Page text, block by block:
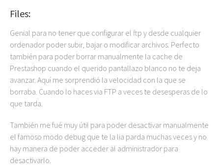
Files:
Genial para no tener que configurar el ftp y desde cualquier
ordenador poder subir, bajar o modificar archivos. Perfecto
también para poder borrar manualmente la cache de
Prestashop cuando el querido pantallazo blanco no te deja
avanzar. Aquí me sorprendió la velocidad con la que se
borraba. Cuando lo haces via FTP a veces te desesperas de lo
que tarda.
También me fué muy útil para poder desactivar manualmente
el famoso modo debug que te la lia parda muchas veces y no
hay manera de poder acceder al administrador para
desactivarlo.